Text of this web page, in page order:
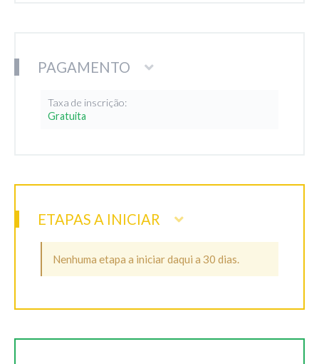
PAGAMENTO
Taxa de inscrição:
Gratuita
ETAPAS A INICIAR
Nenhuma etapa a iniciar daqui a 30 dias.